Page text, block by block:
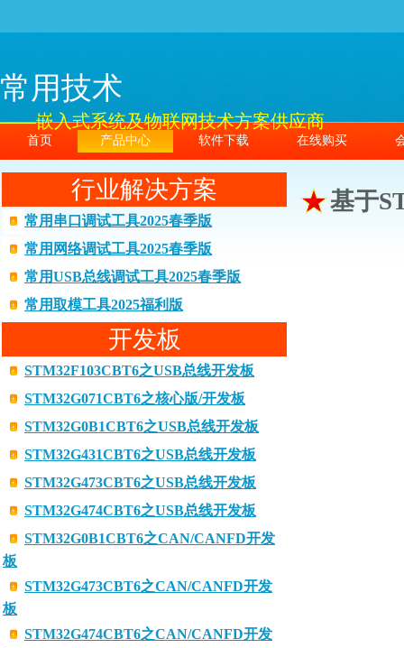
常用技术
——嵌入式系统及物联网技术方案供应商
首页 产品中心 软件下载 在线购买
行业解决方案
常用串口调试工具2025春季版
常用网络调试工具2025春季版
常用USB总线调试工具2025春季版
常用取模工具2025福利版
开发板
STM32F103CBT6之USB总线开发板
STM32G071CBT6之核心版/开发板
STM32G0B1CBT6之USB总线开发板
STM32G431CBT6之USB总线开发板
STM32G473CBT6之USB总线开发板
STM32G474CBT6之USB总线开发板
STM32G0B1CBT6之CAN/CANFD开发
板
STM32G473CBT6之CAN/CANFD开发
板
STM32G474CBT6之CAN/CANFD开发
基于